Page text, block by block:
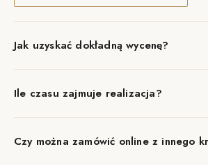
Jak uzyskać dokładną wycenę?
Ile czasu zajmuje realizacja?
Czy można zamówić online z innego